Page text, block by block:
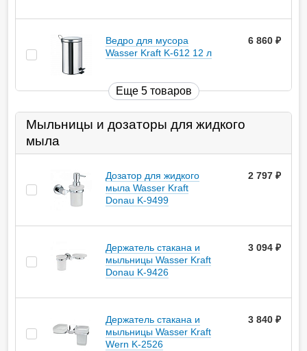
Ведро для мусора
Wasser Kraft K-612 12 л
6 860
Еще 5 товаров
Мыльницы и дозаторы для жидкого
мыла
Дозатор для жидкого
мыла Wasser Kraft
Donau K-9499
2 797
Держатель стакана и
мыльницы Wasser Kraft
Donau K-9426
3 094
Держатель стакана и
мыльницы Wasser Kraft
Wern K-2526
3 840